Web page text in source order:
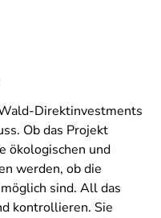
Direktinvestments
Ob das Projekt
ökologischen und
werden, ob die
sind. All das
kontrollieren. Sie